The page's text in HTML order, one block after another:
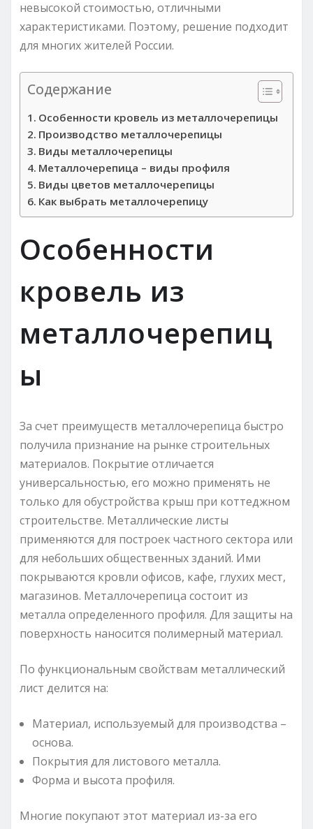
невысокой стоимостью, отличными
характеристиками. Поэтому, решение подходит
для многих жителей России.
Содержание
Особенности кровель из металлочерепицы
Производство металлочерепицы
Виды металлочерепицы
Металлочерепица – виды профиля
Виды цветов металлочерепицы
Как выбрать металлочерепицу
Особенности
кровель из
металлочерепиц
ы
За счет преимуществ металлочерепица быстро
получила признание на рынке строительных
материалов. Покрытие отличается
универсальностью, его можно применять не
только для обустройства крыш при коттеджном
строительстве. Металлические листы
применяются для построек частного сектора или
для небольших общественных зданий. Ими
покрываются кровли офисов, кафе, глухих мест,
магазинов. Металлочерепица состоит из
металла определенного профиля. Для защиты на
поверхность наносится полимерный материал.
По функциональным свойствам металлический
лист делится на:
Материал, используемый для производства –
основа.
Покрытия для листового металла.
Форма и высота профиля.
Многие покупают этот материал из-за его